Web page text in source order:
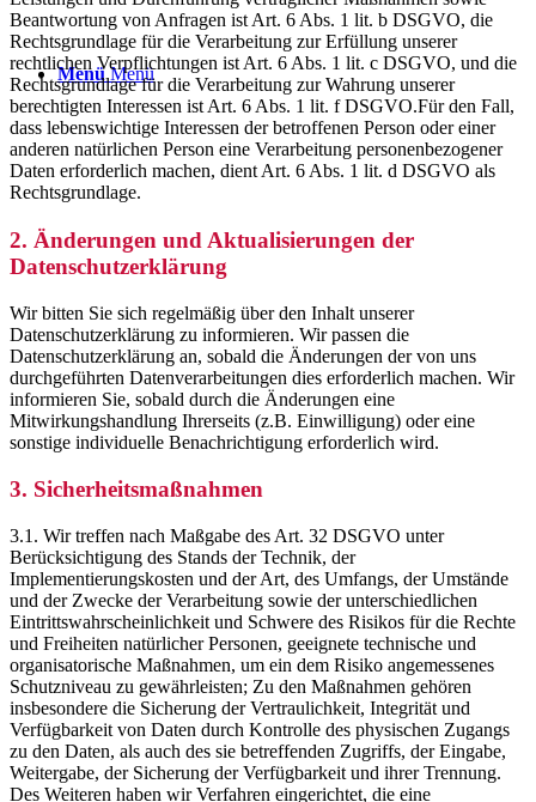
Menü Menü
Beantwortung von Anfragen ist Art. 6 Abs. 1 lit. b DSGVO, die
Rechtsgrundlage für die Verarbeitung zur Erfüllung unserer
rechtlichen Verpflichtungen ist Art. 6 Abs. 1 lit. c DSGVO, und die
Rechtsgrundlage für die Verarbeitung zur Wahrung unserer
berechtigten Interessen ist Art. 6 Abs. 1 lit. f DSGVO.Für den Fall,
dass lebenswichtige Interessen der betroffenen Person oder einer
anderen natürlichen Person eine Verarbeitung personenbezogener
Daten erforderlich machen, dient Art. 6 Abs. 1 lit. d DSGVO als
Rechtsgrundlage.
2. Änderungen und Aktualisierungen der
Datenschutzerklärung
Wir bitten Sie sich regelmäßig über den Inhalt unserer
Datenschutzerklärung zu informieren. Wir passen die
Datenschutzerklärung an, sobald die Änderungen der von uns
durchgeführten Datenverarbeitungen dies erforderlich machen. Wir
informieren Sie, sobald durch die Änderungen eine
Mitwirkungshandlung Ihrerseits (z.B. Einwilligung) oder eine
sonstige individuelle Benachrichtigung erforderlich wird.
3. Sicherheitsmaßnahmen
3.1. Wir treffen nach Maßgabe des Art. 32 DSGVO unter
Berücksichtigung des Stands der Technik, der
Implementierungskosten und der Art, des Umfangs, der Umstände
und der Zwecke der Verarbeitung sowie der unterschiedlichen
Eintrittswahrscheinlichkeit und Schwere des Risikos für die Rechte
und Freiheiten natürlicher Personen, geeignete technische und
organisatorische Maßnahmen, um ein dem Risiko angemessenes
Schutzniveau zu gewährleisten; Zu den Maßnahmen gehören
insbesondere die Sicherung der Vertraulichkeit, Integrität und
Verfügbarkeit von Daten durch Kontrolle des physischen Zugangs
zu den Daten, als auch des sie betreffenden Zugriffs, der Eingabe,
Weitergabe, der Sicherung der Verfügbarkeit und ihrer Trennung.
Des Weiteren haben wir Verfahren eingerichtet, die eine